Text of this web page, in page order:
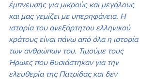
έμπνευσης για μικρούς και μεγάλους
και μας γεμίζει με υπερηφάνεια. Η
ιστορία του ανεξάρτητου ελληνικού
κράτους είναι πάνω από όλα η ιστορία
των ανθρώπων του. Τιμούμε τους
Ήρωες που θυσιάστηκαν για την
ελευθερία της Πατρίδας και δεν